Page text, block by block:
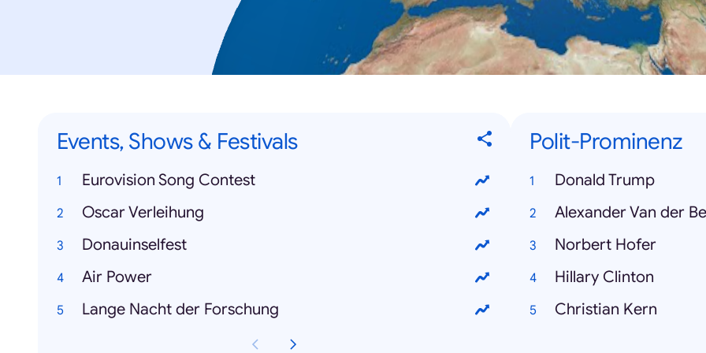
Events, Shows & Festivals
Eurovision Song Contest
Oscar Verleihung
Donauinselfest
Air Power
Lange Nacht der Forschung
Polit-Prominenz
Donald Trump
Alexander Van der
Norbert Hofer
Hillary Clinton
Christian Kern